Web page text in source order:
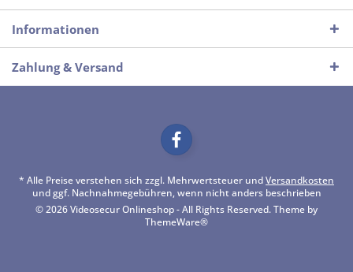
Informationen
Zahlung & Versand
* Alle Preise verstehen sich zzgl. Mehrwertsteuer undVersandkosten
und ggf. Nachnahmegebühren, wenn nicht anders beschrieben
© 2026 Videosecur Onlineshop - All Rights Reserved. Theme by
ThemeWare®